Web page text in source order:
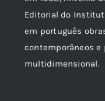
Editorial do
em português
contemporâneos e
multidimensional.